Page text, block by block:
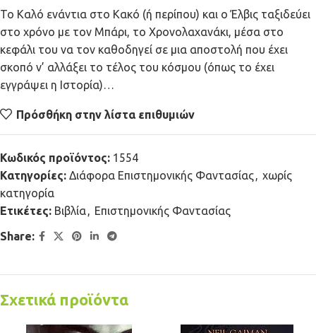
Το Καλό ενάντια στο Κακό (ή περίπου) και ο Έλβις ταξιδεύει
στο χρόνο με τον Μπάρι, το Χρονολαχανάκι, μέσα στο
κεφάλι του να τον καθοδηγεί σε μια αποστολή που έχει
σκοπό ν’ αλλάξει το τέλος του κόσμου (όπως το έχει
εγγράψει η Ιστορία)…
Πρόσθήκη στην λίστα επιθυμιών
Κωδικός προϊόντος: 1554
Κατηγορίες: Διάφορα Επιστημονικής Φαντασίας, χωρίς
κατηγορία
Ετικέτες: Βιβλία, Επιστημονικής Φαντασίας
Share:
Σχετικά προϊόντα